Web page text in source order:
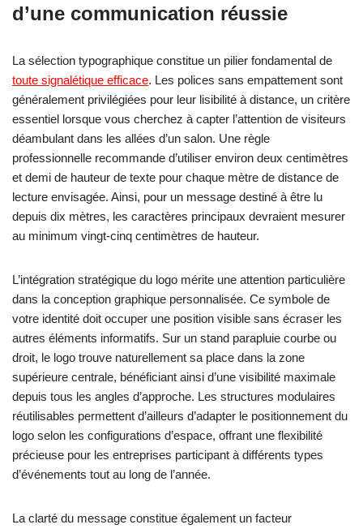
d’une communication réussie
La sélection typographique constitue un pilier fondamental de
toute signalétique efficace. Les polices sans empattement sont
généralement privilégiées pour leur lisibilité à distance, un critère
essentiel lorsque vous cherchez à capter l’attention de visiteurs
déambulant dans les allées d’un salon. Une règle
professionnelle recommande d’utiliser environ deux centimètres
et demi de hauteur de texte pour chaque mètre de distance de
lecture envisagée. Ainsi, pour un message destiné à être lu
depuis dix mètres, les caractères principaux devraient mesurer
au minimum vingt-cinq centimètres de hauteur.
L’intégration stratégique du logo mérite une attention particulière
dans la conception graphique personnalisée. Ce symbole de
votre identité doit occuper une position visible sans écraser les
autres éléments informatifs. Sur un stand parapluie courbe ou
droit, le logo trouve naturellement sa place dans la zone
supérieure centrale, bénéficiant ainsi d’une visibilité maximale
depuis tous les angles d’approche. Les structures modulaires
réutilisables permettent d’ailleurs d’adapter le positionnement du
logo selon les configurations d’espace, offrant une flexibilité
précieuse pour les entreprises participant à différents types
d’événements tout au long de l’année.
La clarté du message constitue également un facteur